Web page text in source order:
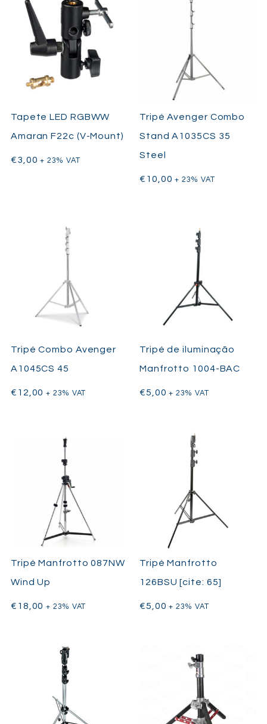
Tapete LED RGBWW
Amaran F22c (V-Mount)
€3,00 + 23% VAT
Tripé Avenger Combo
Stand A1035CS 35
Steel
€ 10,00 + 23% VAT
Tripé Combo Avenger
A1045CS 45
€ 12,00 + 23% VAT
Tripé de iluminação
Manfrotto 1004-BAC
€5,00 + 23% VAT
Tripé Manfrotto 087NW
Wind Up
€ 18,00 + 23% VAT
Tripé Manfrotto
126BSU [cite: 65]
€5,00 + 23% VAT